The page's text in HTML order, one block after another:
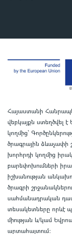
Հայաստանի
վեբկայքն ստեղծվել
կողմից՝
ծրագրային ձևաչափի
խորհրդի կողմից
բարեփոխումների
իշխանության
ծրագրի
սահմանադրական
տեսակետները որևէ
միության և/կամ
արտահայտում: